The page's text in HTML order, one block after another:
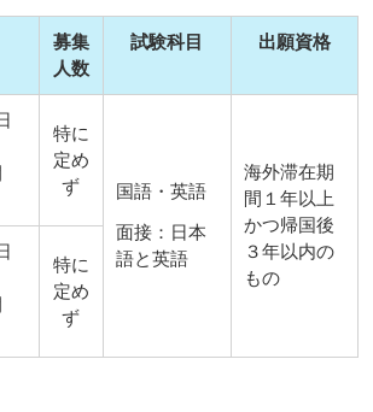
募集
人数
試験科目 出願資格
特に
定め
ず
国語・英語
面接：日本
語と英語
海外滞在期
間１年以上
かつ帰国後
３年以内の
もの
特に
定め
ず